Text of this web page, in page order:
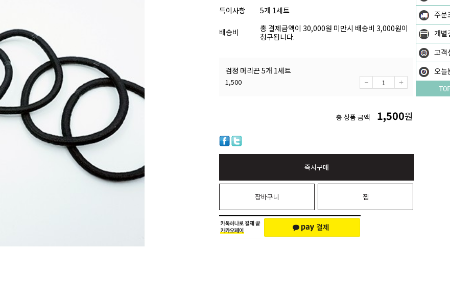
주문
개별
고객
오늘
특이사항 5개 1세트
배송비
총 결제금액이 30,000원 미만시 배송비 3,000원이
청구됩니다.
검정 머리끈 5개 1세트
1,500
총 상품 금액 1,500원
즉시구매
장바구니 찜